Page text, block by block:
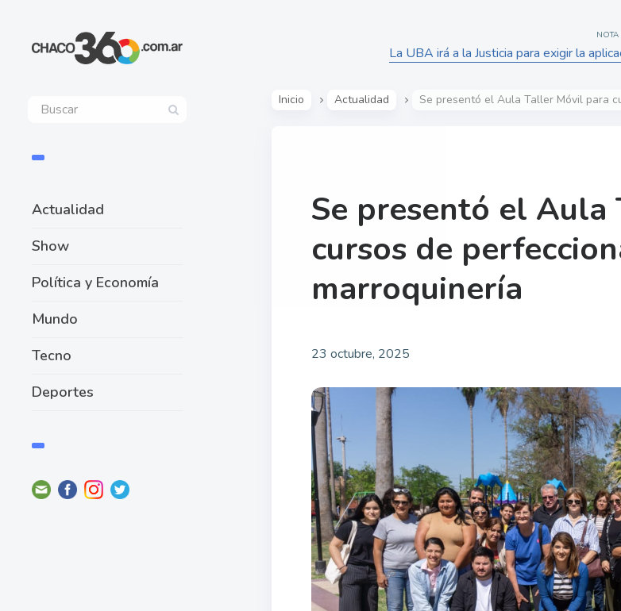
Actualidad
Show
Política y Economía
Mundo
Tecno
Deportes
NOTA
La UBA irá a la Justicia para exigir la
Inicio Actualidad Se presentó el Aula Taller Móvil para
Se presentó el
cursos de
marroquinería
23 octubre, 2025